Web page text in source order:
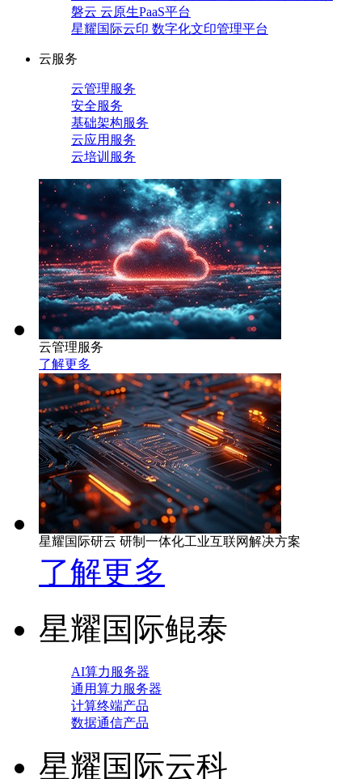
磐云 云原生PaaS平台
星耀国际云印 数字化文印管理平台
云服务
云管理服务
安全服务
基础架构服务
云应用服务
云培训服务
云管理服务
了解更多
星耀国际研云 研制一体化工业互联网解决方案
了解更多
星耀国际鲲泰
AI算力服务器
通用算力服务器
计算终端产品
数据通信产品
星耀国际云科